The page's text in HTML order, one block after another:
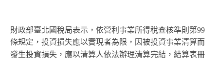
財政部臺北國稅局表示，依營利事業所得稅查核準則第99
條規定，投資損失應以實現者為限，因被投資事業清算而
發生投資損失，應以清算人依法辦理清算完結，結算表冊